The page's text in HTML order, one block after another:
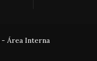
- Área Interna